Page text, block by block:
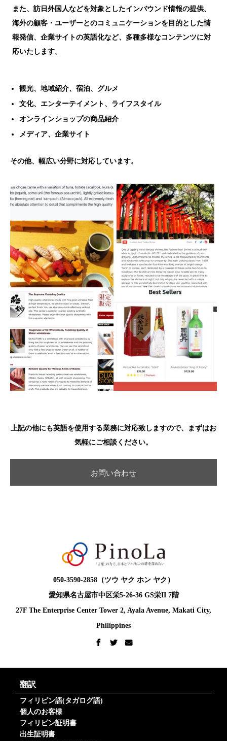
また、訪日外国人などを対象としたインバウンド情報の提供、
海外の顧客・ユーザーとのコミュニケーションを目的とした情
報発信、企業サイトの英語化など、多種多様なコンテンツに対
応いたします。
観光、地域紹介、宿泊、グルメ
文化、エンターテイメント、ライフスタイル
オンラインショップの商品紹介
メディア、企業サイト
その他、幅広い分野に対応しています。
上記の他にも英語を使用する業務に対応致しますので、まずはお
気軽にご相談ください。
お問い合わせ
050-3590-2858（ツウ ヤク ホン ヤク）
愛知県名古屋市中区栄5-26-36 GS栄II 7階
27F The Enterprise Center Tower 2, Ayala Avenue, Makati City,
Philippines
翻訳
フィリピン語(タガログ語)
個人のお客様
フィリピン証明書
出生証明書